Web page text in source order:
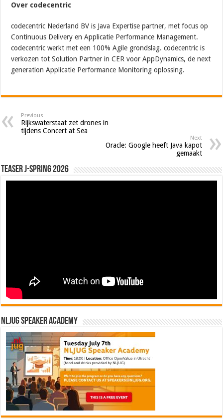
Over codecentric
codecentric Nederland BV is Java Expertise partner, met focus op
Continuous Delivery en Applicatie Performance Management.
codecentric werkt met een 100% Agile grondslag. codecentric is
verkozen tot Solution Partner in CER voor AppDynamics, de next
generation Applicatie Performance Monitoring oplossing.
Previous
Rijkswaterstaat zet drones in
tijdens Concert at Sea
Next
Oracle: Google heeft Java kapot
gemaakt
Teaser J-Spring 2026
NLJUG Speaker Academy